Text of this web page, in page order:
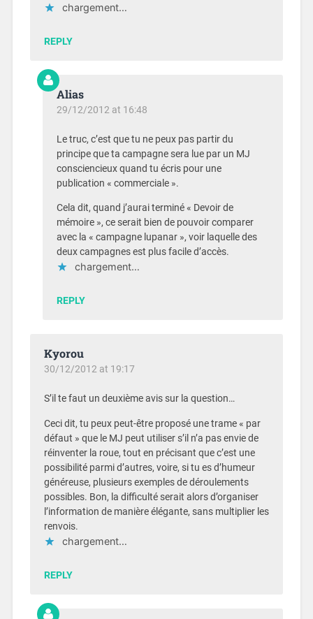
chargement…
REPLY
Alias
29/12/2012 at 16:48
Le truc, c’est que tu ne peux pas partir du
principe que ta campagne sera lue par un MJ
consciencieux quand tu écris pour une
publication « commerciale ».
Cela dit, quand j’aurai terminé « Devoir de
mémoire », ce serait bien de pouvoir comparer
avec la « campagne lupanar », voir laquelle des
deux campagnes est plus facile d’accès.
chargement…
REPLY
Kyorou
30/12/2012 at 19:17
S’il te faut un deuxième avis sur la question…
Ceci dit, tu peux peut-être proposé une trame « par
défaut » que le MJ peut utiliser s’il n’a pas envie de
réinventer la roue, tout en précisant que c’est une
possibilité parmi d’autres, voire, si tu es d’humeur
généreuse, plusieurs exemples de déroulements
possibles. Bon, la difficulté serait alors d’organiser
l’information de manière élégante, sans multiplier les
renvois.
chargement…
REPLY